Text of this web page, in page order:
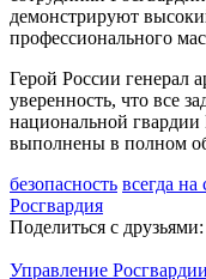
демонстрируют
профессионального
Герой России генерал
уверенность, что все
национальной
выполнены в полном
безопасность всегда на
Росгвардия
Поделиться с друзьями:
Управление